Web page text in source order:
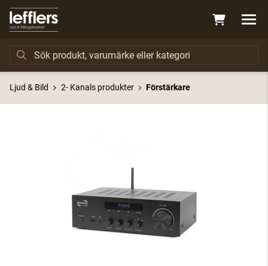
Ljud & Bild 2- Kanals produkter Förstärkare